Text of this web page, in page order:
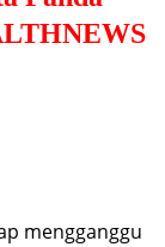
mengganggu